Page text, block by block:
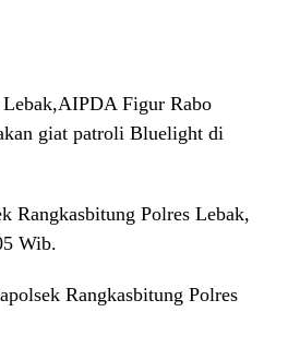
Figur Rabo
giat patroli Bluelight di
Rangkasbitung Polres Lebak,
Wib.
Rangkasbitung Polres